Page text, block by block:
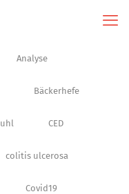
Analyse
Bäckerhefe
CED
colitis ulcerosa
Covid19